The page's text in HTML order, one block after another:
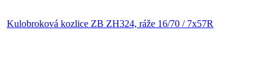
Kulobroková kozlice ZB ZH324, ráže 16/70 / 7x57R